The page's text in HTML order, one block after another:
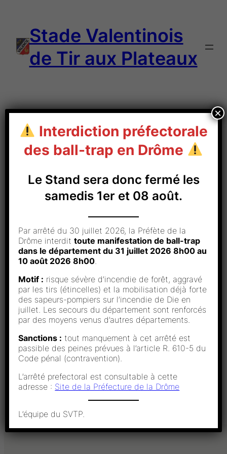
contenuStade Valentinois
de Tir aux Plateaux
Résultats 2022 –
Grand Prix de la Ville
de Valence
08/05/2022 Résultats 2022
Etat_resutat_scratch
Télécharger
Etat_resutat_Dame
Télécharger
Etat_resutat_JuF
Télécharger
Etat_resutat_Jug
Télécharger
Etat_resutat_Master
Télécharger
Etat_resutat_S1
Etat_resutat_S2
Télécharger
Etat_resutat_S3
Télécharger
Etat_resutat_scratch-SUV
Télécharger
Etat_resutat_scratch-vet
Télécharger
Etat_resutat_TousJu
Télécharger
Interdiction préfectorale
des ball-trap en Drôme
Le Stand sera donc fermé les
samedis 1er et 08 août.
Par arrêté du 30 juillet 2026, la Préfète de la
Drôme interdittoute manifestation de ball-trap
dans le département du 31 juillet 2026 8h00 au
10 août 2026 8h00
Motif : risque sévère d’incendie de forêt, aggravé
par les tirs (étincelles) et la mobilisation déjà forte
des sapeurs-pompiers sur l’incendie de Die en
juillet. Les secours du département sont renforcés
par des moyens venus d’autres départements.
Sanctions : tout manquement à cet arrêté est
passible des peines prévues à l’article R. 610-5 du
Code pénal (contravention).
L’arrêté prefectoral est consultable à cette
adresse : Site de la Préfecture de la Drôme
L’équipe du SVTP.
×